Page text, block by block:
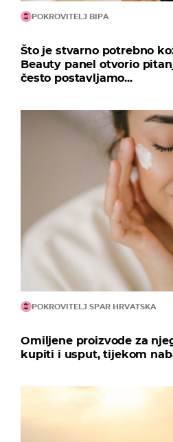
POKROVITELJ BIPA
Što je stvarno potrebno
Beauty panel otvorio
često postavljamo...
POKROVITELJ SPAR HRVATSKA
Omiljene proizvode za
kupiti i usput, tijekom